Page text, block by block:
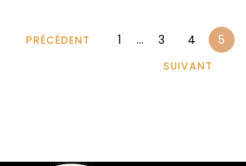
PRÉCÉDENT 1 … 3 4 5
SUIVANT